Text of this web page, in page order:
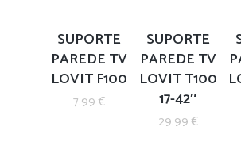
SUPORTE
PAREDE TV
LOVIT F100
7.99 €
SUPORTE
PAREDE TV
LOVIT T100
17-42″
29.99 €